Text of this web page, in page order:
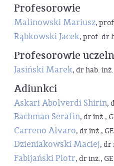
Profesorowie
Malinowski Mariusz,
Rąbkowski Jacek, prof. dr
Profesorowie
Jasiński Marek, dr hab.
Adiunkci
Askari Abolverdi Shirin,
Bachman Serafin, dr inż.,
Carreno Alvaro, dr inż.,
Dzieniakowski Maciej, dr
Fabijański Piotr, dr inż.,